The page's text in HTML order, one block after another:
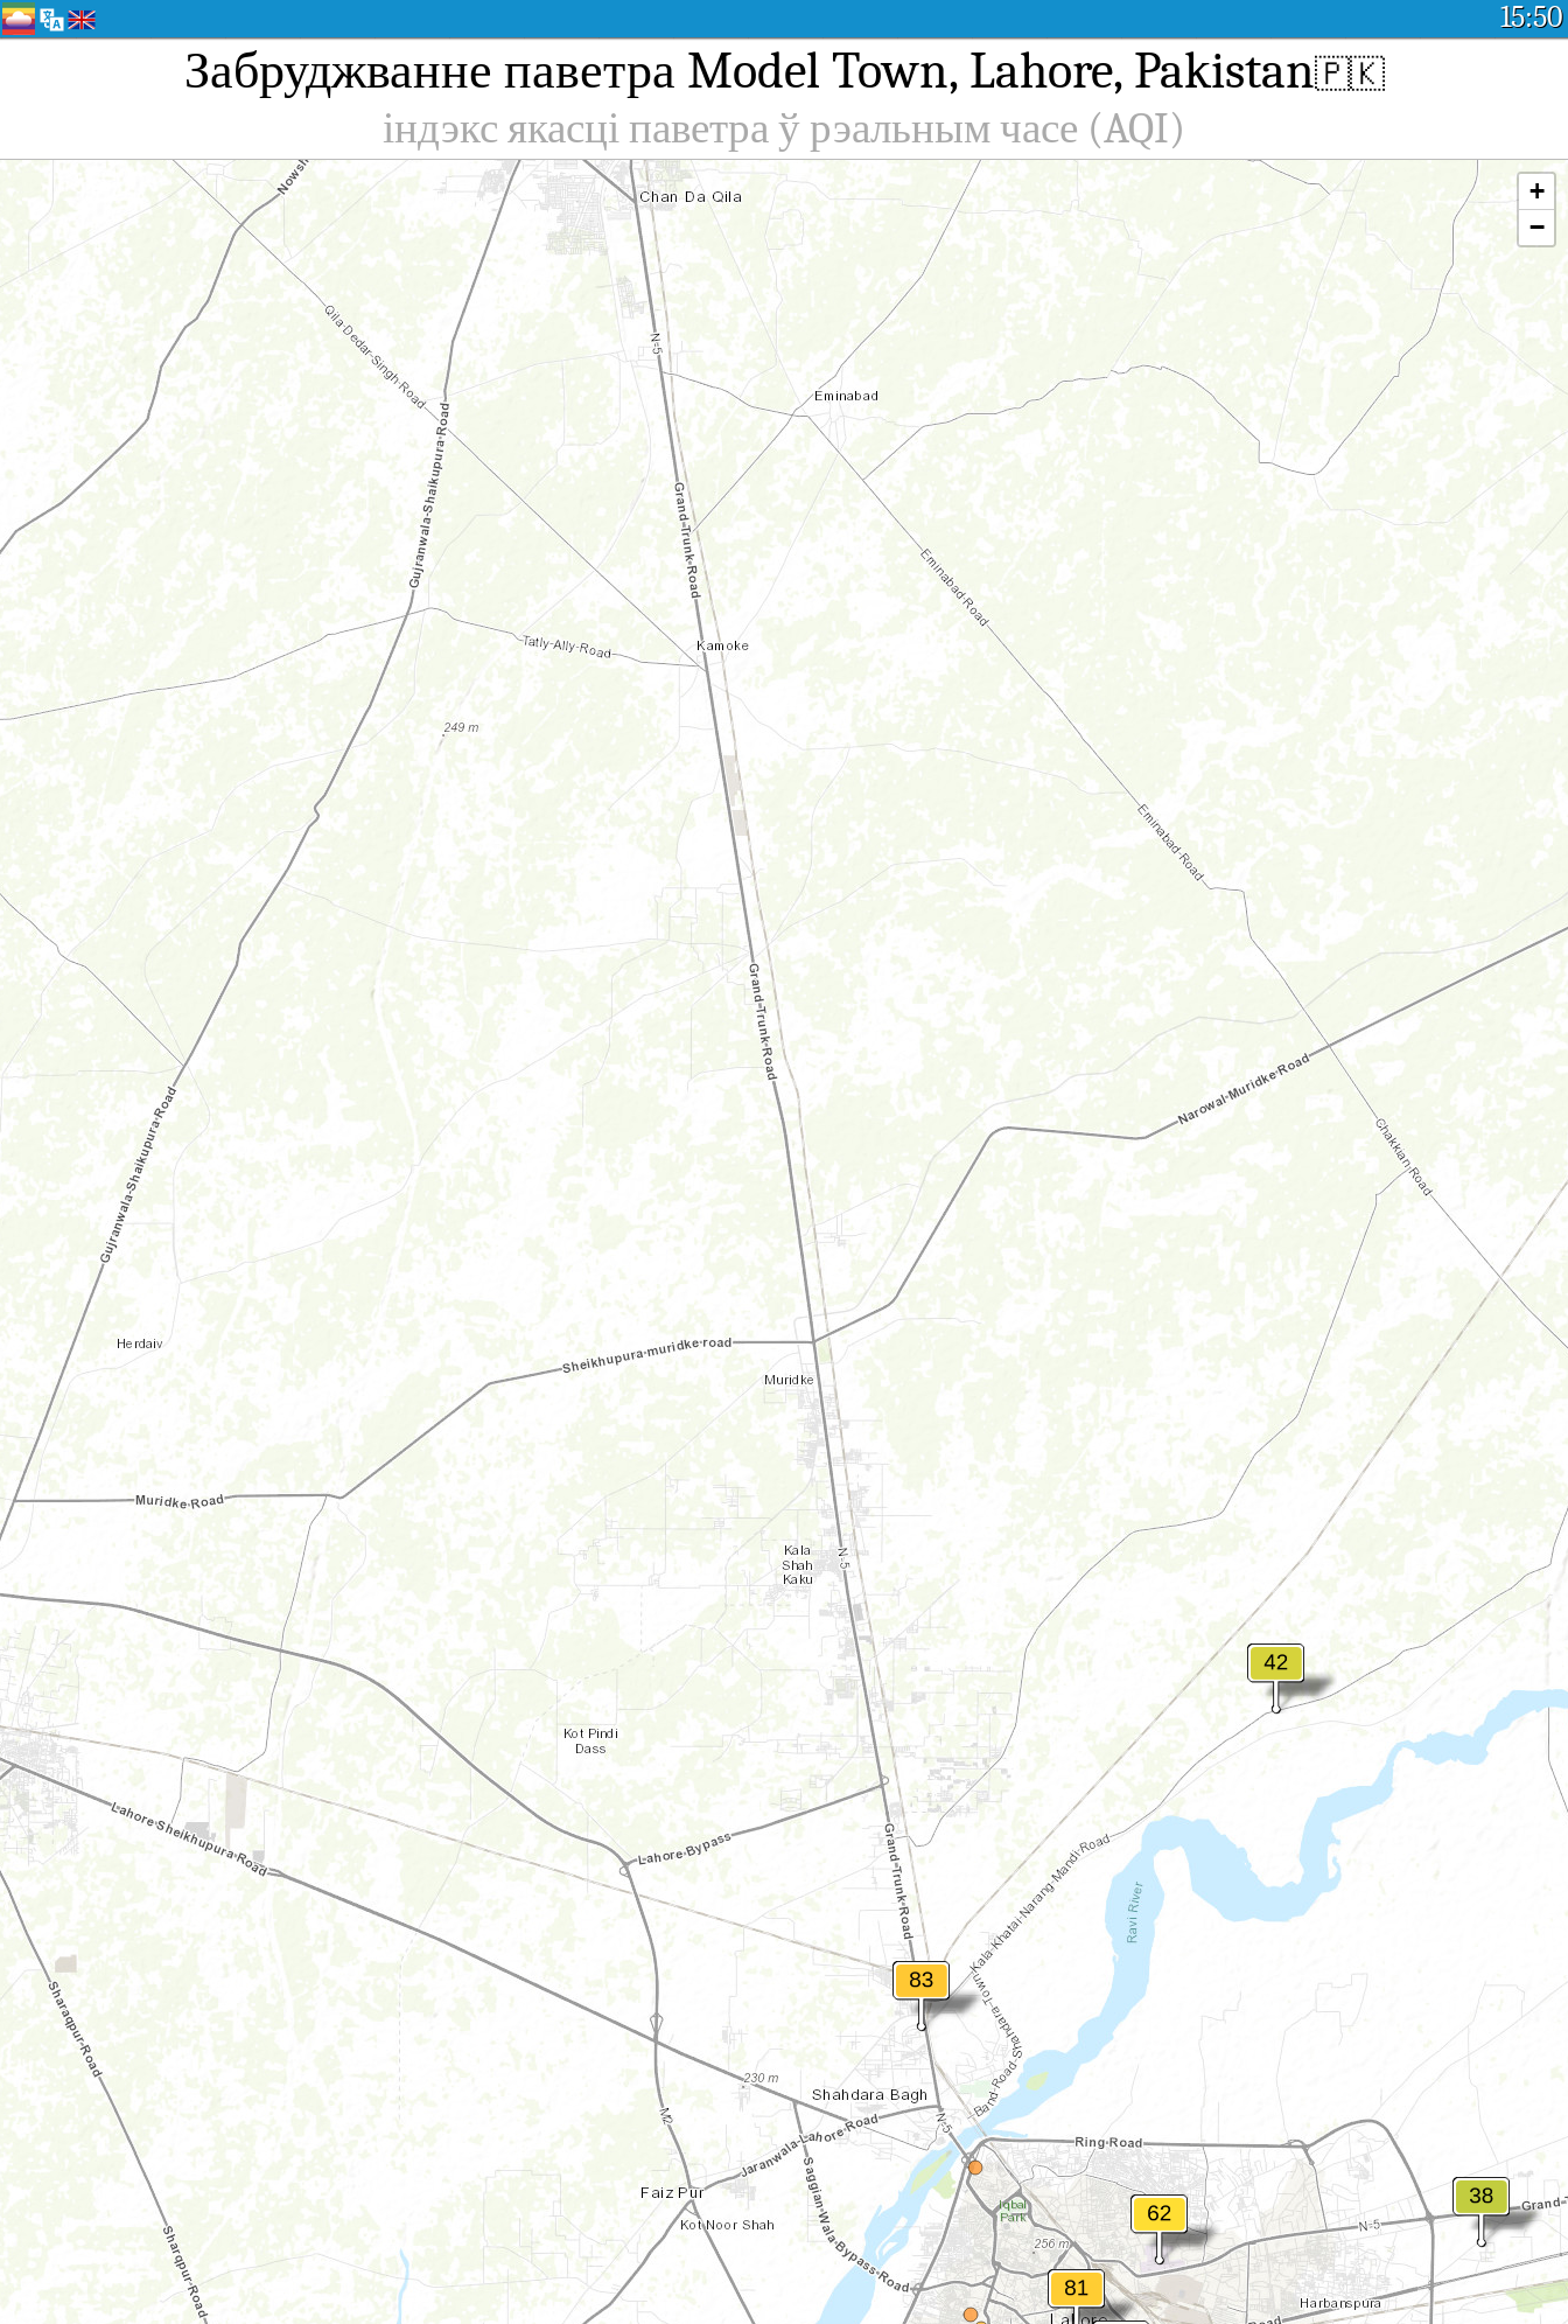
15:50
Забруджванне паветра Model Town, Lahore, Pakistan🇵🇰
індэкс якасці паветра ў рэальным часе (AQI)
+
−